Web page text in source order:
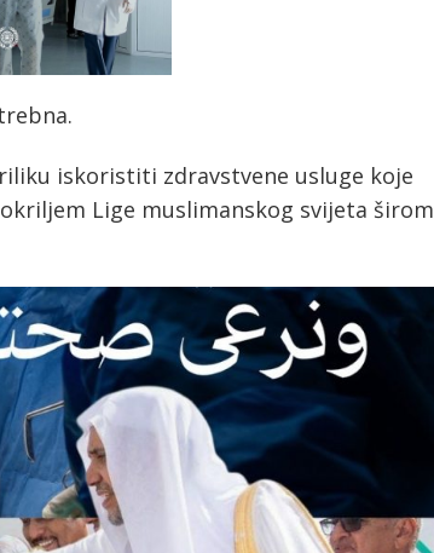
iskoristiti zdravstvene usluge koje
Lige muslimanskog svijeta širom